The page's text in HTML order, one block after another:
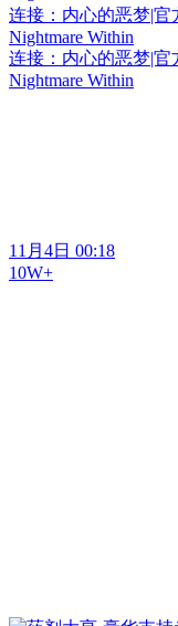
连接：内心的恶梦|官
Nightmare Within
连接：内心的恶梦|官
Nightmare Within
11月4日 00:18
10W+